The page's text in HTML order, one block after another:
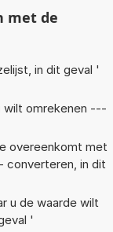
met de
in dit geval '
wilt omrekenen ---
overeenkomt met
converteren, in dit
u de waarde wilt
'